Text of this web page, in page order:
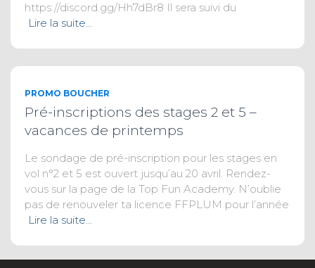
https://discord.gg/Hh7dBr8 Il sera suivi du
Lire la suite…
PROMO BOUCHER
Pré-inscriptions des stages 2 et 5 –
vacances de printemps
Le sondage de pré-inscription pour les stages en
vol n°2 et 5 est ouvert jusqu’au 20 avril. Rendez-
vous sur la page de la Top Fun Academy. N’oublie
pas de renouveler ta licence FFPLUM pour l’année
Lire la suite…